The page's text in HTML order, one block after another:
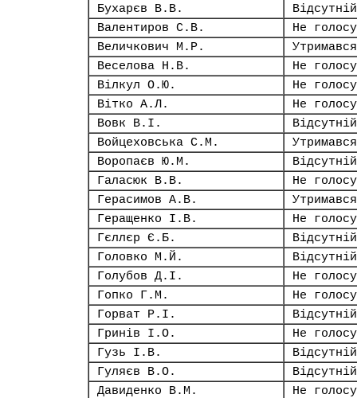
Бухарєв В.В.
Відсутній
Валентиров С.В.
Не
Величкович М.Р.
Утримався
Веселова Н.В.
Не
Вілкул О.Ю.
Не
Вітко А.Л.
Не
Вовк В.І.
Відсутній
Войцеховська С.М.
Утримався
Воропаєв Ю.М.
Відсутній
Галасюк В.В.
Не
Герасимов А.В.
Утримався
Геращенко І.В.
Не
Гєллєр Є.Б.
Відсутній
Головко М.Й.
Відсутній
Голубов Д.І.
Не
Гопко Г.М.
Не
Горват Р.І.
Відсутній
Гринів І.О.
Не
Гузь І.В.
Відсутній
Гуляєв В.О.
Відсутній
Давиденко В.М.
Не